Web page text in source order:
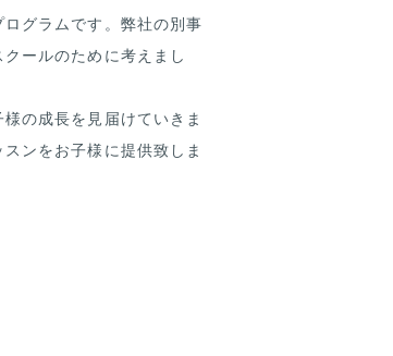
ログラムです。弊社の別事
ールのために考えまし
の成長を見届けていきま
ンをお子様に提供致しま